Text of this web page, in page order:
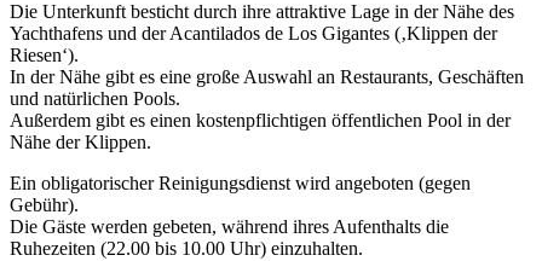
Die Unterkunft besticht durch ihre attraktive Lage in der Nähe des
Yachthafens und der Acantilados de Los Gigantes (‚Klippen der
Riesen‘).
In der Nähe gibt es eine große Auswahl an Restaurants, Geschäften
und natürlichen Pools.
Außerdem gibt es einen kostenpflichtigen öffentlichen Pool in der
Nähe der Klippen.
Ein obligatorischer Reinigungsdienst wird angeboten (gegen
Gebühr).
Die Gäste werden gebeten, während ihres Aufenthalts die
Ruhezeiten (22.00 bis 10.00 Uhr) einzuhalten.